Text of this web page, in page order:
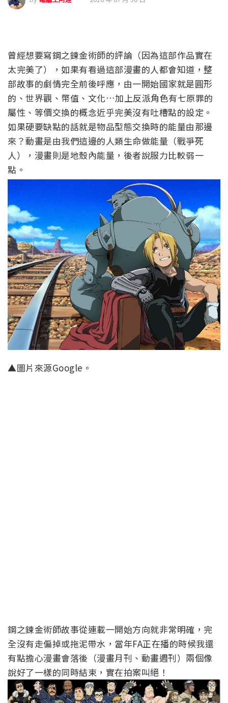
曾經想要寫鋼之鍊金術師的評論（因為這部作品實在
太完美了），如果有看過這部漫畫的人都會知道，整
部故事的劇情完全前後呼應，由一開始國家就是圓形
的、世界觀、幣值、文化…加上反派角色有七原罪的
屬性、等價交換的概念近乎完美沒有吐槽點的設定。
如果硬要缺點的話就是物品型態交換時的能量由那邊
來？動畫是由我們這邊的人類生命做能量（戰爭死
人），漫畫則是地殼內能量，後者說服力比較弱一
點。
▲圖片來源Google。
鋼之鍊金術師故事從連載一開始方向就非常明確，完
全沒有走偏掉或拖泥帶水，當年FA正在播的時候我還
有點擔心漫畫會落後（漫畫月刊、動畫週刊）兩個像
說好了一樣的同時結束，實在拍案叫絕！